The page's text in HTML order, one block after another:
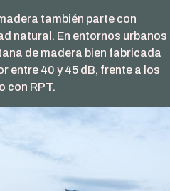
también parte con
natural. En entornos urbanos
de madera bien fabricada
entre 40 y 45 dB, frente a los
con RPT.